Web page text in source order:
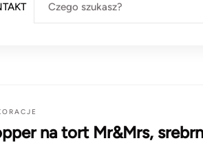
Czego szukasz?
na tort Mr&Mrs,